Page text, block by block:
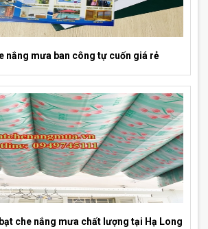
nắng mưa ban công tự cuốn giá rẻ
che nắng mưa chất lượng tại Hạ Long